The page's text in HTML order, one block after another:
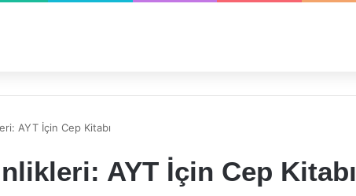
AYT İçin Cep Kitabı
AYT İçin Cep Kitabı